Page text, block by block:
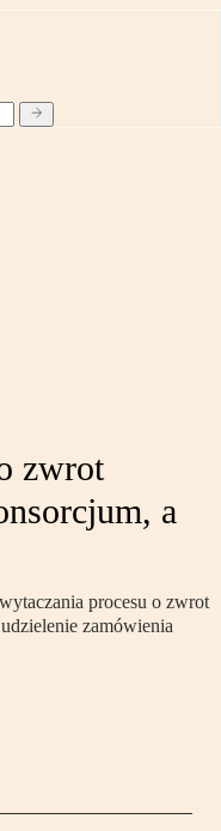
zwrot
a
procesu o zwrot
zamówienia